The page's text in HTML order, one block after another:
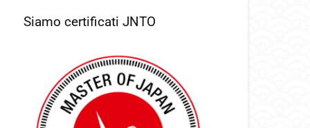
Siamo certificati JNTO